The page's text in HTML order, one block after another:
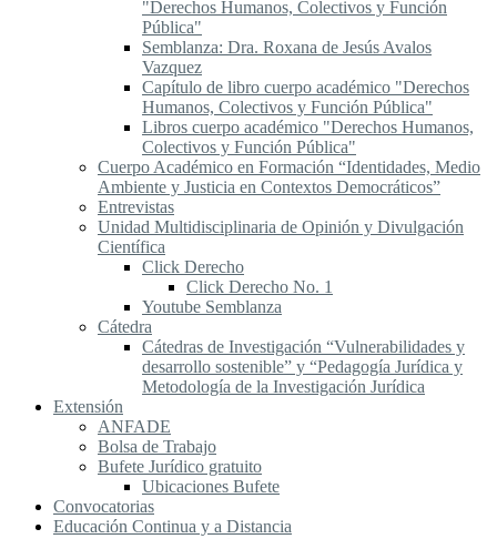
"Derechos Humanos, Colectivos y Función
Pública"
Semblanza: Dra. Roxana de Jesús Avalos
Vazquez
Capítulo de libro cuerpo académico "Derechos
Humanos, Colectivos y Función Pública"
Libros cuerpo académico "Derechos Humanos,
Colectivos y Función Pública"
Cuerpo Académico en Formación “Identidades, Medio
Ambiente y Justicia en Contextos Democráticos”
Entrevistas
Unidad Multidisciplinaria de Opinión y Divulgación
Científica
Click Derecho
Click Derecho No. 1
Youtube Semblanza
Cátedra
Cátedras de Investigación “Vulnerabilidades y
desarrollo sostenible” y “Pedagogía Jurídica y
Metodología de la Investigación Jurídica
Extensión
ANFADE
Bolsa de Trabajo
Bufete Jurídico gratuito
Ubicaciones Bufete
Convocatorias
Educación Continua y a Distancia